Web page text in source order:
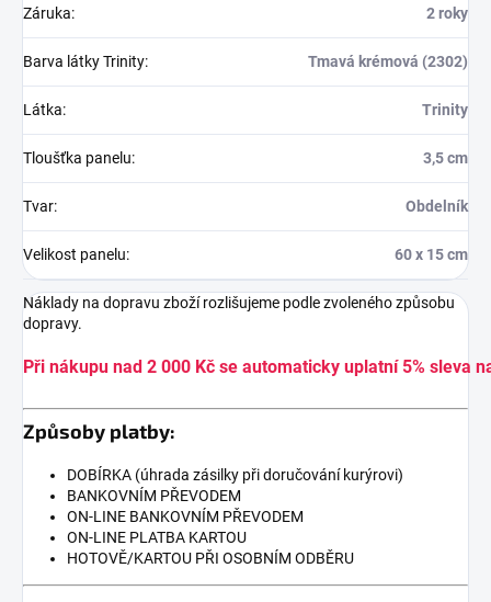
Záruka: 2 roky
Barva látky Trinity: Tmavá krémová (2302)
Látka: Trinity
Tloušťka panelu: 3,5 cm
Tvar: Obdelník
Velikost panelu: 60 x 15 cm
Náklady na dopravu zboží rozlišujeme podle zvoleného způsobu
dopravy.
Při nákupu nad 2 000 Kč se automaticky uplatní 5% sleva
Způsoby platby:
DOBÍRKA (úhrada zásilky při doručování kurýrovi)
BANKOVNÍM PŘEVODEM
ON-LINE BANKOVNÍM PŘEVODEM
ON-LINE PLATBA KARTOU
HOTOVĚ/KARTOU PŘI OSOBNÍM ODBĚRU